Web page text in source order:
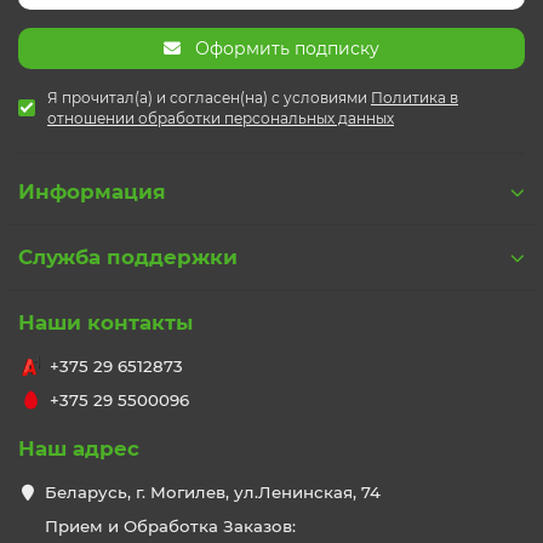
Оформить подписку
Я прочитал(а) и согласен(на) с условиями Политика в
отношении обработки персональных данных
Информация
Служба поддержки
Наши контакты
+375 29 6512873
+375 29 5500096
Наш адрес
Беларусь, г. Могилев, ул.Ленинская, 74
Прием и Обработка Заказов: